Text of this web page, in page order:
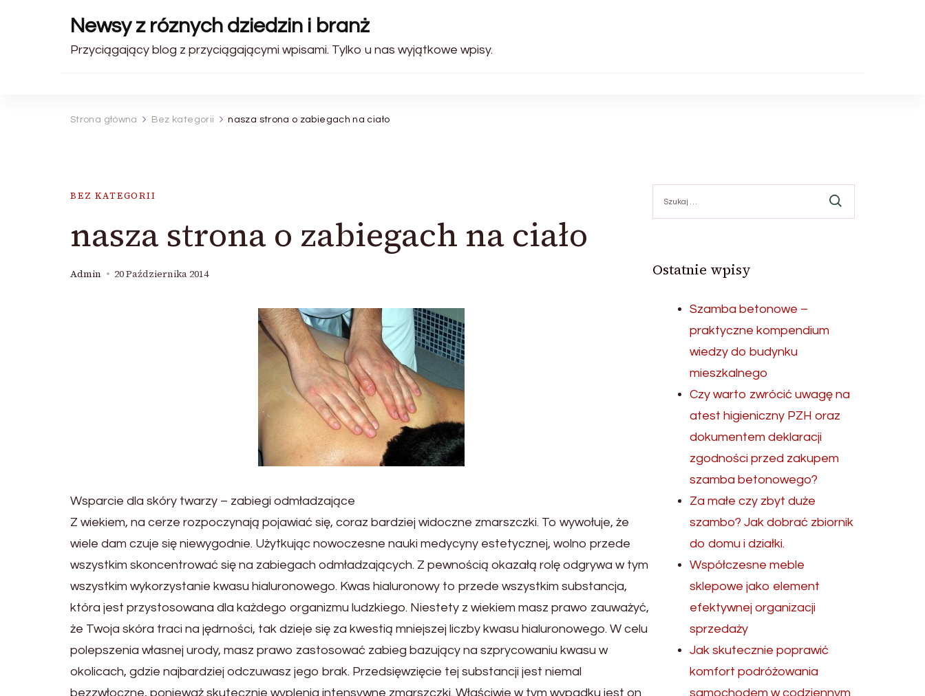
Newsy z róznych dziedzin i branż
Przyciągający blog z przyciągającymi wpisami. Tylko u nas wyjątkowe wpisy.
Strona główna Bez kategorii nasza strona o zabiegach na ciało
BEZ KATEGORII
nasza strona o zabiegach na ciało
Admin 20 Października 2014
Wsparcie dla skóry twarzy – zabiegi odmładzające
Z wiekiem, na cerze rozpoczynają pojawiać się, coraz bardziej widoczne zmarszczki. To wywołuje, że
wiele dam czuje się niewygodnie. Użytkując nowoczesne nauki medycyny estetycznej, wolno przede
wszystkim skoncentrować się na zabiegach odmładzających. Z pewnością okazałą rolę odgrywa w tym
wszystkim wykorzystanie kwasu hialuronowego. Kwas hialuronowy to przede wszystkim substancja,
która jest przystosowana dla każdego organizmu ludzkiego. Niestety z wiekiem masz prawo zauważyć,
że Twoja skóra traci na jędrności, tak dzieje się za kwestią mniejszej liczby kwasu hialuronowego. W celu
polepszenia własnej urody, masz prawo zastosować zabieg bazujący na szprycowaniu kwasu w
okolicach, gdzie najbardziej odczuwasz jego brak. Przedsięwzięcie tej substancji jest niemal
bezzwłoczne, ponieważ skutecznie wyplenia intensywne zmarszczki. Właściwie w tym wypadku jest on
Ostatnie wpisy
Szamba betonowe –
praktyczne kompendium
wiedzy do budynku
mieszkalnego
Czy warto zwrócić uwagę na
atest higieniczny PZH oraz
dokumentem deklaracji
zgodności przed zakupem
szamba betonowego?
Za małe czy zbyt duże
szambo? Jak dobrać zbiornik
do domu i działki.
Współczesne meble
sklepowe jako element
efektywnej organizacji
sprzedaży
Jak skutecznie poprawić
komfort podróżowania
samochodem w codziennym